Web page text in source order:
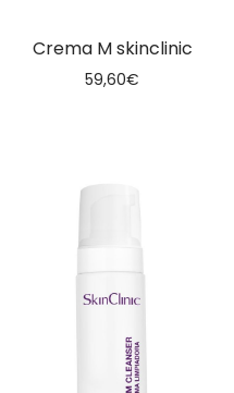
Crema M skinclinic
59,60€